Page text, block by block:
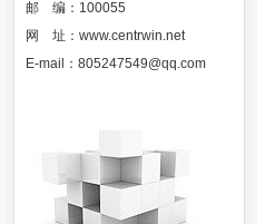
邮 编：100055
网 址： www.centrwin.net
E-mail： 805247549@qq.com